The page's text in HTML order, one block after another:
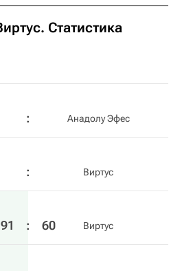
Статистика
Анадолу Эфес
Виртус
91 : 60 Виртус